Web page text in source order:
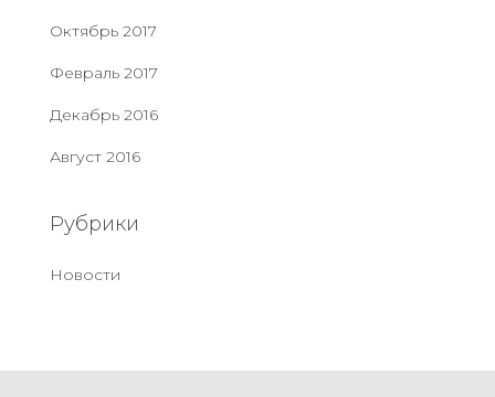
Октябрь 2017
Февраль 2017
Декабрь 2016
Август 2016
Рубрики
Новости